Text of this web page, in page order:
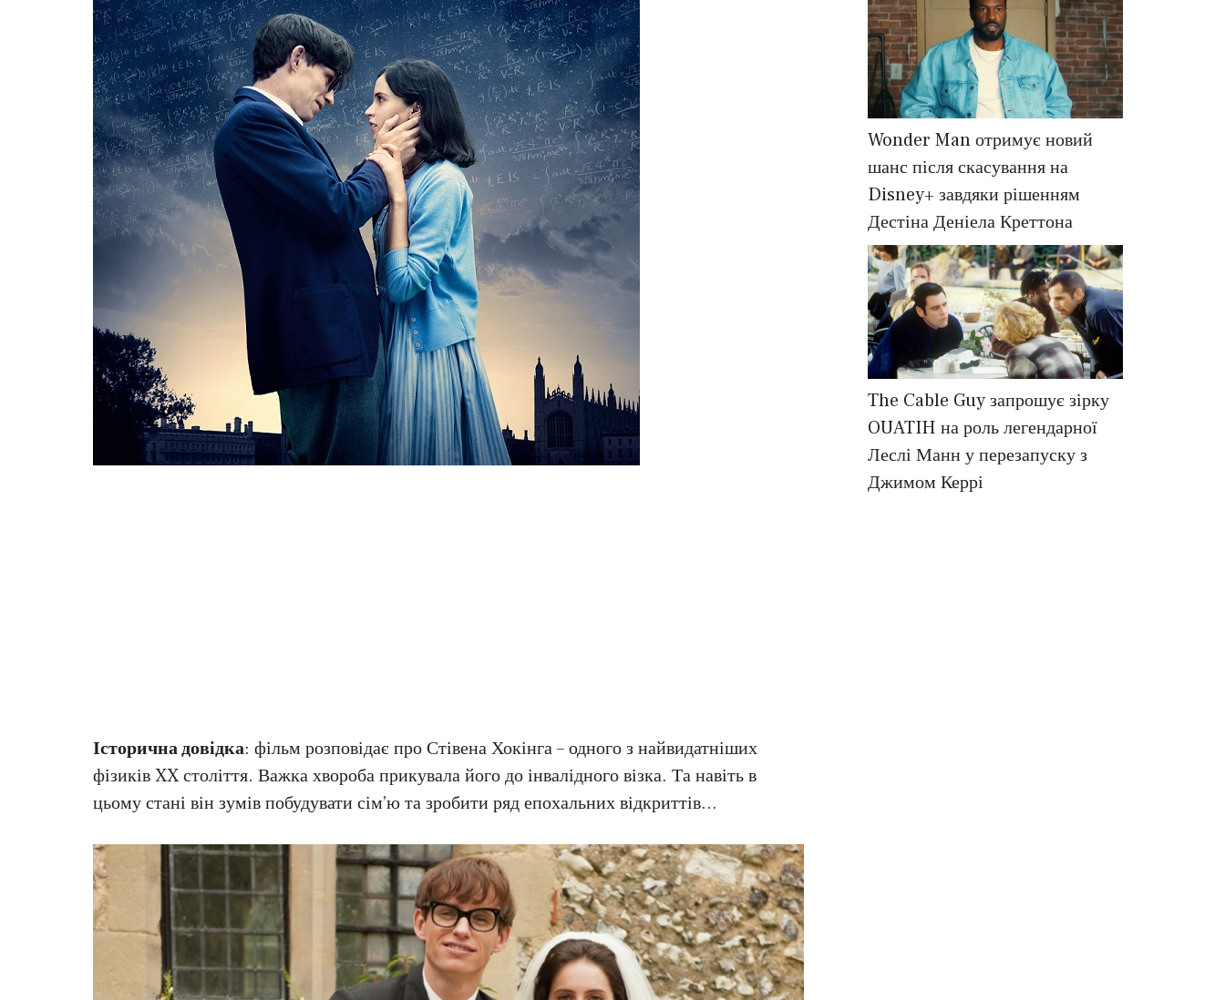
Історична довідка: фільм розповідає про Стівена Хокінга – одного з найвидатніших
фізиків XX століття. Важка хвороба прикувала його до інвалідного візка. Та навіть в
цьому стані він зумів побудувати сім’ю та зробити ряд епохальних відкриттів…
Wonder Man отримує новий
шанс після скасування на
Disney+ завдяки рішенням
Дестіна Деніела Креттона
The Cable Guy запрошує зірку
OUATIH на роль легендарної
Леслі Манн у перезапуску з
Джимом Керрі